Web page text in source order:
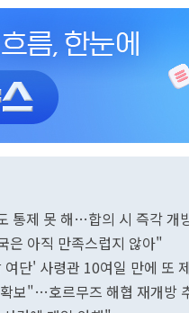
통제 못 해…합의 시 즉각 개
아직 만족스럽지 않아"
단' 사령관 10여일 만에 또
보"…호르무즈 해협 재개방